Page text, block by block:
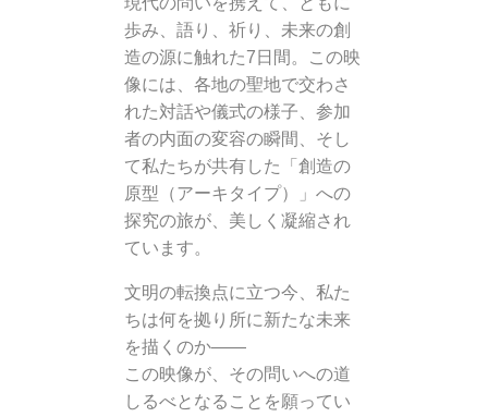
歩み、語り、祈り、未来の創
造の源に触れた7日間。この映
像には、各地の聖地で交わさ
れた対話や儀式の様子、参加
者の内面の変容の瞬間、そし
て私たちが共有した「創造の
原型（アーキタイプ）」への
探究の旅が、美しく凝縮され
ています。
文明の転換点に立つ今、私た
ちは何を拠り所に新たな未来
を描くのか——
この映像が、その問いへの道
しるべとなることを願ってい